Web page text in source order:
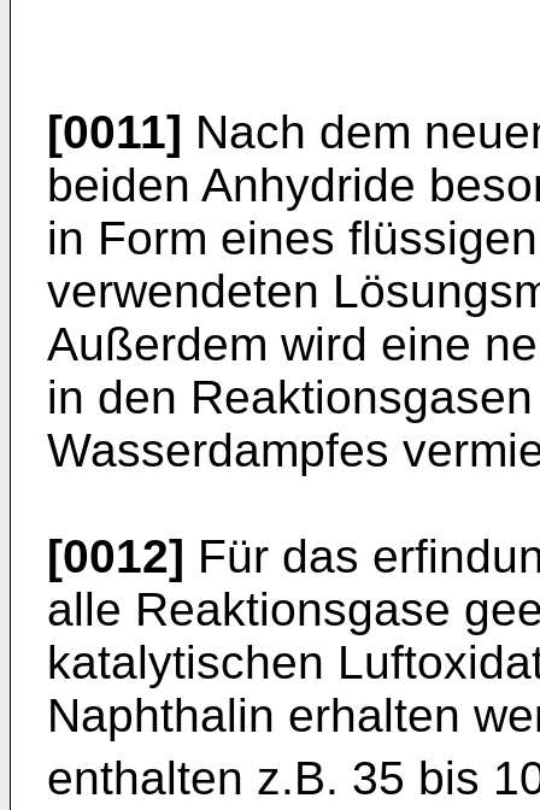
[0011] Nach dem
beiden Anhydride
in Form eines
verwendeten
Außerdem wird eine
in den
Wasserdampfes
[0012] Für das
alle Reaktionsgase
katalytischen
Naphthalin erhalten
enthalten z.B. 35 bis